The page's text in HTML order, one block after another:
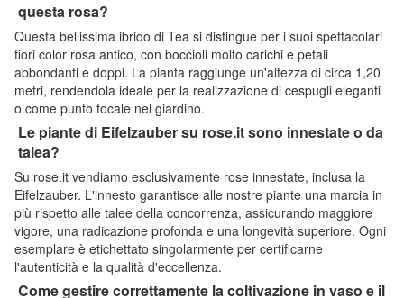
questa rosa?
Questa bellissima ibrido di Tea si distingue per i suoi spettacolari
fiori color rosa antico, con boccioli molto carichi e petali
abbondanti e doppi. La pianta raggiunge un'altezza di circa 1,20
metri, rendendola ideale per la realizzazione di cespugli eleganti
o come punto focale nel giardino.
Le piante di Eifelzauber su rose.it sono innestate o da
talea?
Su rose.it vendiamo esclusivamente rose innestate, inclusa la
Eifelzauber. L'innesto garantisce alle nostre piante una marcia in
più rispetto alle talee della concorrenza, assicurando maggiore
vigore, una radicazione profonda e una longevità superiore. Ogni
esemplare è etichettato singolarmente per certificarne
l'autenticità e la qualità d'eccellenza.
Come gestire correttamente la coltivazione in vaso e il